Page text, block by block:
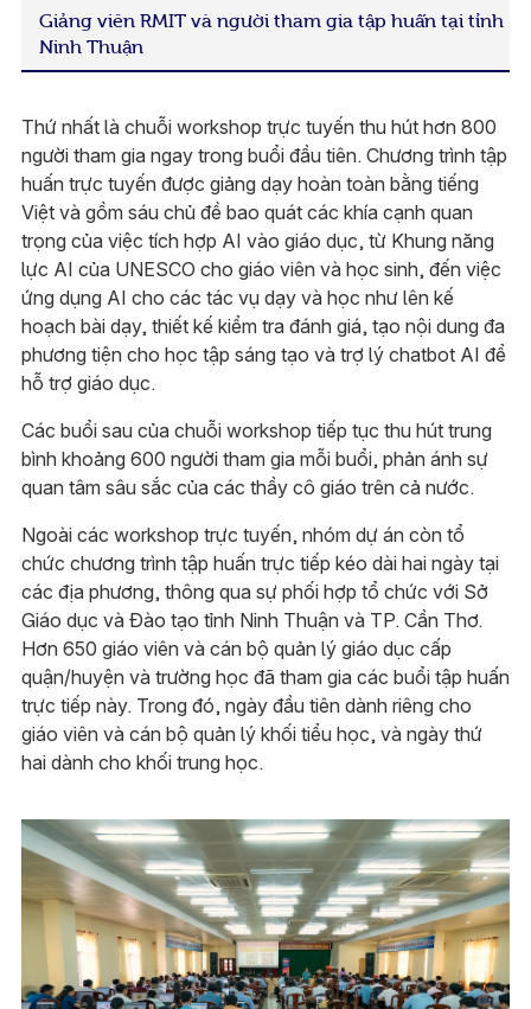
Giảng viên RMIT và người tham gia tập huấn tại tỉnh
Ninh Thuận
Thứ nhất là chuỗi workshop trực tuyến thu hút hơn 800
người tham gia ngay trong buổi đầu tiên. Chương trình tập
huấn trực tuyến được giảng dạy hoàn toàn bằng tiếng
Việt và gồm sáu chủ đề bao quát các khía cạnh quan
trọng của việc tích hợp AI vào giáo dục, từ Khung năng
lực AI của UNESCO cho giáo viên và học sinh, đến việc
ứng dụng AI cho các tác vụ dạy và học như lên kế
hoạch bài dạy, thiết kế kiểm tra đánh giá, tạo nội dung đa
phương tiện cho học tập sáng tạo và trợ lý chatbot AI để
hỗ trợ giáo dục.
Các buổi sau của chuỗi workshop tiếp tục thu hút trung
bình khoảng 600 người tham gia mỗi buổi, phản ánh sự
quan tâm sâu sắc của các thầy cô giáo trên cả nước.
Ngoài các workshop trực tuyến, nhóm dự án còn tổ
chức chương trình tập huấn trực tiếp kéo dài hai ngày tại
các địa phương, thông qua sự phối hợp tổ chức với Sở
Giáo dục và Đào tạo tỉnh Ninh Thuận và TP. Cần Thơ.
Hơn 650 giáo viên và cán bộ quản lý giáo dục cấp
quận/huyện và trường học đã tham gia các buổi tập huấn
trực tiếp này. Trong đó, ngày đầu tiên dành riêng cho
giáo viên và cán bộ quản lý khối tiểu học, và ngày thứ
hai dành cho khối trung học.